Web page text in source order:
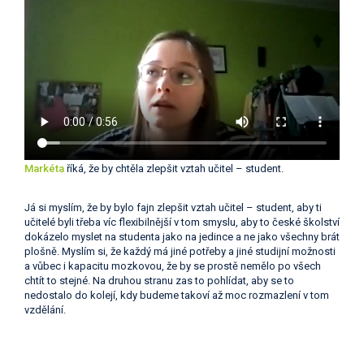
Markéta říká, že by chtěla zlepšit vztah učitel – student.
Já si myslím, že by bylo fajn zlepšit vztah učitel – student, aby ti
učitelé byli třeba víc flexibilnější v tom smyslu, aby to české školství
dokázelo myslet na studenta jako na jedince a ne jako všechny brát
plošně. Myslím si, že každý má jiné potřeby a jiné studijní možnosti
a vůbec i kapacitu mozkovou, že by se prostě nemělo po všech
chtít to stejné. Na druhou stranu zas to pohlídat, aby se to
nedostalo do kolejí, kdy budeme takoví až moc rozmazlení v tom
vzdělání.